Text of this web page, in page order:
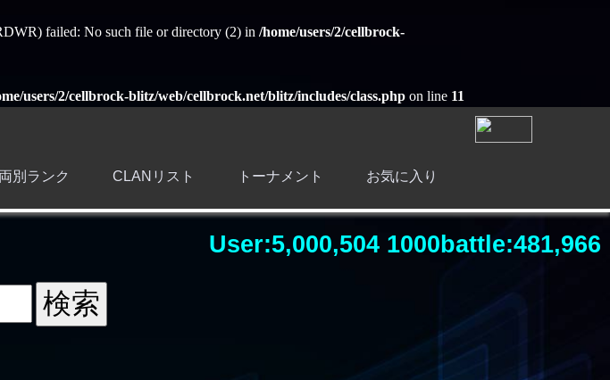
failed: No such file or directory (2) in /home/users/2/cellbrock-
users/2/cellbrock-blitz/web/cellbrock.net/blitz/includes/class.php on line 11
別ランク CLANリスト トーナメント お気に入り
User:5,000,504 1000battle:481,966